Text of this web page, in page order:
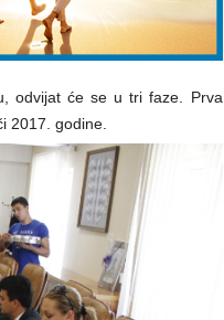
odvijat će se u tri faze. Prva
2017. godine.